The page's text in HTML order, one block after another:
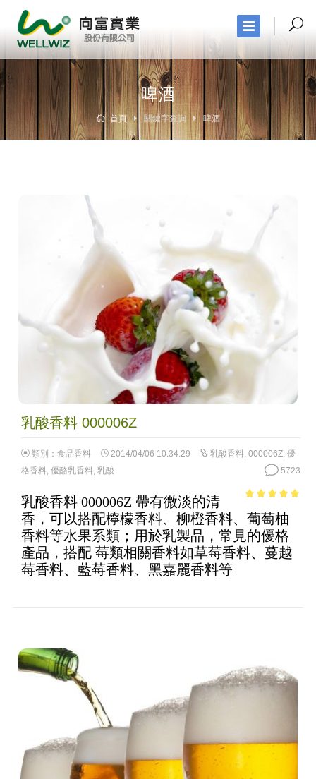
啤酒
首頁 關鍵字查詢 啤酒
乳酸香料 000006Z
類別： 食品香料 2014/04/06 10:34:29 乳酸香料, 000006Z, 優
格香料, 優酪乳香料, 乳酸 5723
5
乳酸香料 000006Z 帶有微淡的清
香，可以搭配檸檬香料、柳橙香料、葡萄柚
香料等水果系類；用於乳製品，常見的優格
產品，搭配 莓類相關香料如草莓香料、蔓越
莓香料、藍莓香料、黑嘉麗香料等